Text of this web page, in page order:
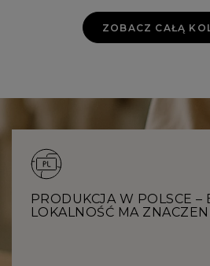
ZOBACZ CAŁĄ
PRODUKCJA W POLSCE –
LOKALNOŚĆ MA